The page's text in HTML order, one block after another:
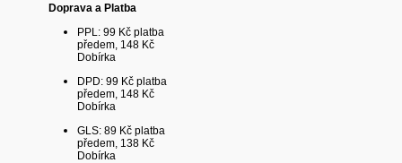
Doprava a Platba
PPL: 99 Kč platba
předem, 148 Kč
Dobírka
DPD: 99 Kč platba
předem, 148 Kč
Dobírka
GLS: 89 Kč platba
předem, 138 Kč
Dobírka